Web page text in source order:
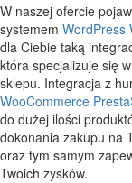
W naszej ofercie
systemem WordPress
dla Ciebie taką
która specjalizuje się
sklepu. Integracja z
WooCommerce
do dużej ilości
dokonania zakupu na
oraz tym samym
Twoich zysków.